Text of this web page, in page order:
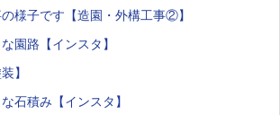
様子です【造園・外構工事②】
園路【インスタ】
】
石積み【インスタ】